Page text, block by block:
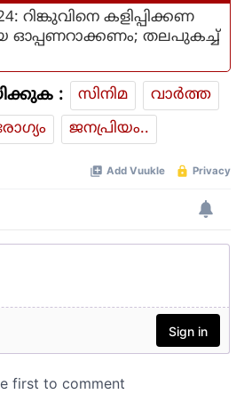
റിങ്കുവിനെ കളിപ്പിക്കണ
ഓപ്പണറാക്കണം; തലപുകച്ച്
: സിനിമ
വാര്‍ത്ത
ജനപ്രിയം..